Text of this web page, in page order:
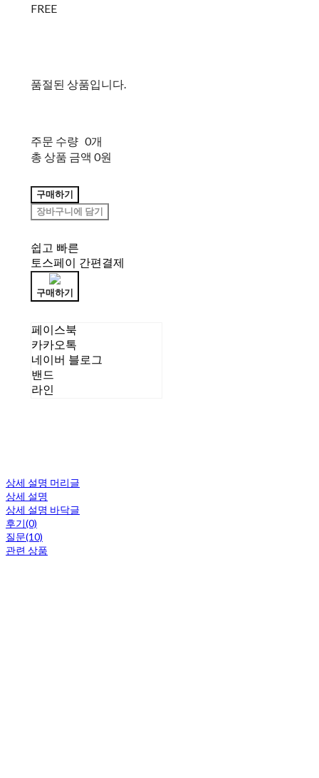
FREE
품절된 상품입니다.
주문 수량 0개
총 상품 금액 0원
구매하기
장바구니에 담기
쉽고 빠른
토스페이 간편결제
구매하기
페이스북
카카오톡
네이버 블로그
밴드
라인
상세 설명 머리글
상세 설명
상세 설명 바닥글
후기(0)
질문(10)
관련 상품